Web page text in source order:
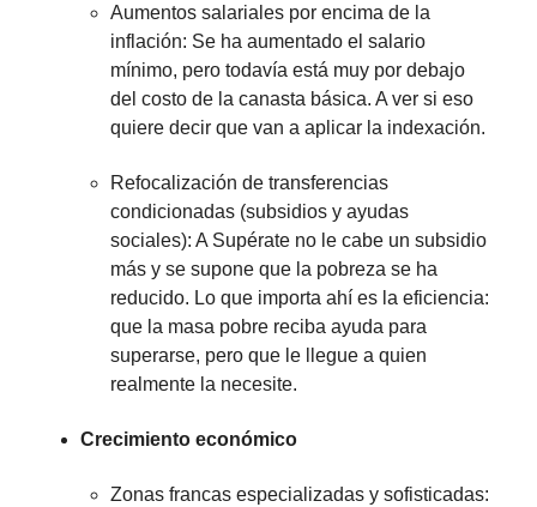
Aumentos salariales por encima de la
inflación: Se ha aumentado el salario
mínimo, pero todavía está muy por debajo
del costo de la canasta básica. A ver si eso
quiere decir que van a aplicar la indexación.
Refocalización de transferencias
condicionadas (subsidios y ayudas
sociales): A Supérate no le cabe un subsidio
más y se supone que la pobreza se ha
reducido. Lo que importa ahí es la eficiencia:
que la masa pobre reciba ayuda para
superarse, pero que le llegue a quien
realmente la necesite.
Crecimiento económico
Zonas francas especializadas y sofisticadas: